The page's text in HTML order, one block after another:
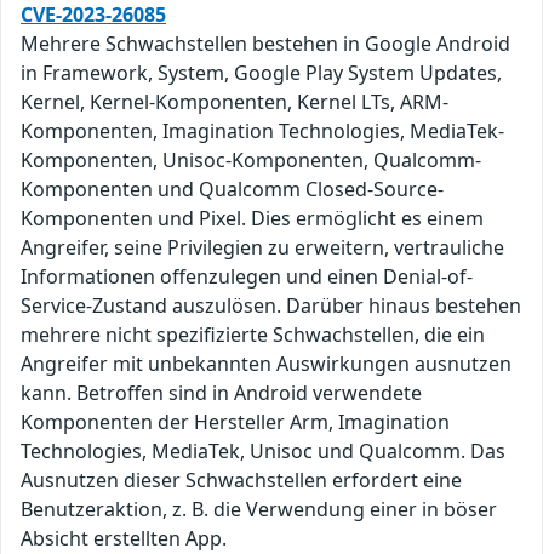
CVE-2023-26085
Mehrere Schwachstellen bestehen in Google Android
in Framework, System, Google Play System Updates,
Kernel, Kernel-Komponenten, Kernel LTs, ARM-
Komponenten, Imagination Technologies, MediaTek-
Komponenten, Unisoc-Komponenten, Qualcomm-
Komponenten und Qualcomm Closed-Source-
Komponenten und Pixel. Dies ermöglicht es einem
Angreifer, seine Privilegien zu erweitern, vertrauliche
Informationen offenzulegen und einen Denial-of-
Service-Zustand auszulösen. Darüber hinaus bestehen
mehrere nicht spezifizierte Schwachstellen, die ein
Angreifer mit unbekannten Auswirkungen ausnutzen
kann. Betroffen sind in Android verwendete
Komponenten der Hersteller Arm, Imagination
Technologies, MediaTek, Unisoc und Qualcomm. Das
Ausnutzen dieser Schwachstellen erfordert eine
Benutzeraktion, z. B. die Verwendung einer in böser
Absicht erstellten App.